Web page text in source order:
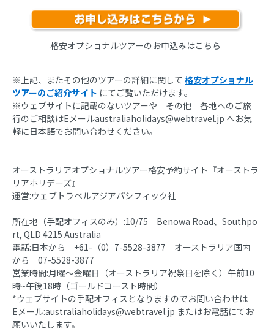
格安オプショナルツアーのお申込みはこちら
※上記、またその他のツアーの詳細に関して 格安オプショナル
ツアーのご紹介サイト にてご覧いただけます。
※ウェブサイトに記載のないツアーや その他 各地へのご旅
行のご相談はEメールaustraliaholidays@webtravel.jp へお気
軽に日本語でお問い合わせください。
オーストラリアオプショナルツアー格安予約サイト『オーストラ
リアホリデーズ』
運営:ウェブトラベルアジアパシフィック社
所在地（手配オフィスのみ）:10/75 Benowa Road、Southpo
rt, QLD 4215 Australia
電話:日本から +61-（0）7-5528-3877 オーストラリア国内
から 07-5528-3877
営業時間:月曜～金曜日（オーストラリア祝祭日を除く）午前10
時~午後18時（ゴールドコースト時間）
*ウェブサイトの手配オフィスとなりますのでお問い合わせは
Eメール:australiaholidays@webtravel.jp またはお電話にてお
願いいたします。